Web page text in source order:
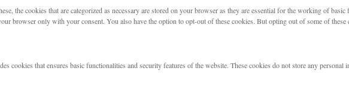
the cookies that are categorized as necessary are stored on your browser as they are essential for the working of
browser only with your consent. You also have the option to opt-out of these cookies. But opting out of some of
cookies that ensures basic functionalities and security features of the website. These cookies do not store any personal